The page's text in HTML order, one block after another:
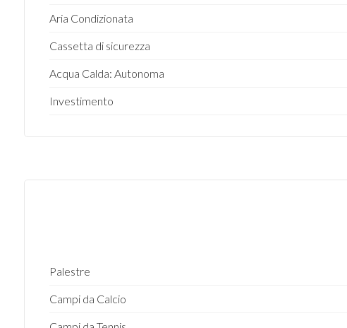
Aria Condizionata
Cassetta di sicurezza
Acqua Calda: Autonoma
Investimento
Palestre
Campi da Calcio